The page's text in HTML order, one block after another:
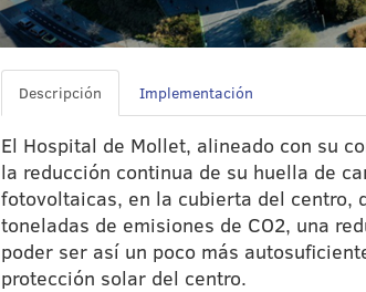
Descripción Implementación
El Hospital de Mollet, alineado con su
la reducción continua de su huella de
fotovoltaicas, en la cubierta del centro,
toneladas de emisiones de CO2, una
poder ser así un poco más
protección solar del centro.